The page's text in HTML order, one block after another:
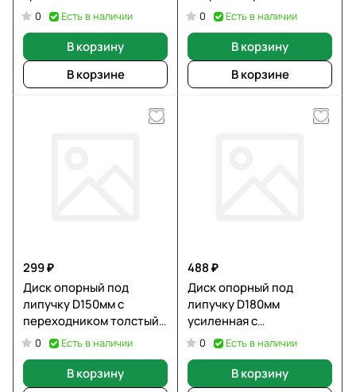
0 Есть в наличии
В корзину
В корзине
0 Есть в наличии
В корзину
В корзине
299 ₽
Диск опорный под
липучку D150мм с
переходником толстый
М14 12мм SEB
0 Есть в наличии
В корзину
488 ₽
Диск опорный под
липучку D180мм
усиленная с
переходником SEB
0 Есть в наличии
В корзину